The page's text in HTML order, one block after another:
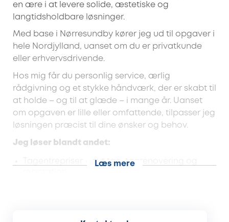
en ære i at levere solide, æstetiske og
langtidsholdbare løsninger.
Med base i Nørresundby kører jeg ud til opgaver i
hele Nordjylland, uanset om du er privatkunde
eller erhvervsdrivende.
Hos mig får du personlig service, ærlig
rådgivning og et stykke håndværk, der er skabt til
at holde – og til at glæde – i mange år. Uanset
om opgaven er lille eller omfattende, tilpasser jeg
løsningen præcist til dine ønsker og behov.
Jeg løser blandt andet:
Tagentrepriser – nyt tag, tagrenovering og
Læs mere